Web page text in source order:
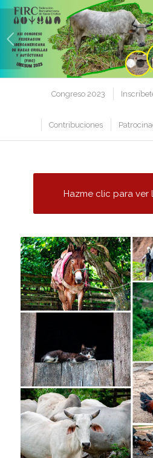
Congreso 2023
Contribuciones
Hazme clic para ver